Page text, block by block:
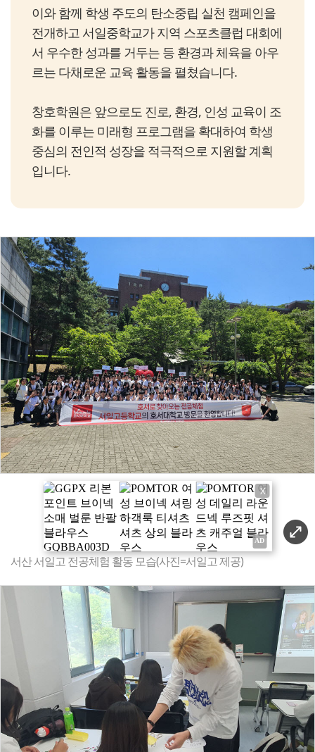
이와 함께 학생 주도의 탄소중립 실천 캠페인을
전개하고 서일중학교가 지역 스포츠클럽 대회에
서 우수한 성과를 거두는 등 환경과 체육을 아우
르는 다채로운 교육 활동을 펼쳤습니다.
창호학원은 앞으로도 진로, 환경, 인성 교육이 조
화를 이루는 미래형 프로그램을 확대하여 학생
중심의 전인적 성장을 적극적으로 지원할 계획
입니다.
X
서산 서일고 전공체험 활동 모습(사진=서일고 제공)